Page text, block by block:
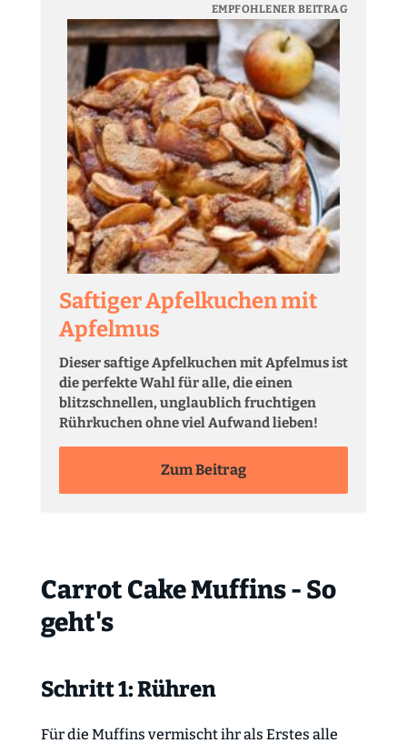
EMPFOHLENER BEITRAG
Saftiger Apfelkuchen mit
Apfelmus
Dieser saftige Apfelkuchen mit Apfelmus ist
die perfekte Wahl für alle, die einen
blitzschnellen, unglaublich fruchtigen
Rührkuchen ohne viel Aufwand lieben!
Zum Beitrag
Carrot Cake Muffins - So
geht's
Schritt 1: Rühren
Für die Muffins vermischt ihr als Erstes alle